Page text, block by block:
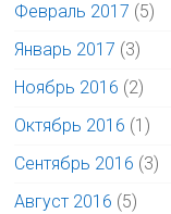
Февраль 2017 (5)
Январь 2017 (3)
Ноябрь 2016 (2)
Октябрь 2016 (1)
Сентябрь 2016 (3)
Август 2016 (5)